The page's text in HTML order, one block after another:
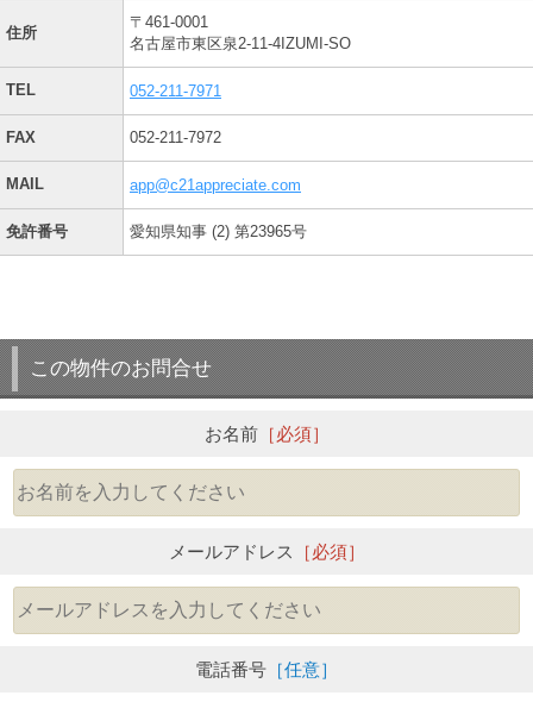
住所
〒461-0001
名古屋市東区泉2-11-4IZUMI-SO
TEL 052-211-7971
FAX 052-211-7972
MAIL app@c21appreciate.com
免許番号 愛知県知事 (2) 第23965号
この物件のお問合せ
お名前［必須］
メールアドレス ［必須］
電話番号 ［任意］